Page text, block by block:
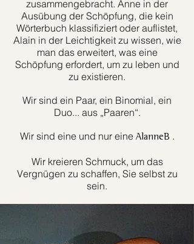
zusammengebracht. Anne in der
Ausübung der Schöpfung, die kein
Wörterbuch klassifiziert oder auflistet,
Alain in der Leichtigkeit zu wissen, wie
man das erweitert, was eine
Schöpfung erfordert, um zu leben und
zu existieren.
Wir sind ein Paar, ein Binomial, ein
Duo... aus „Paaren“.
Wir sind eine und nur eine AlanneB .
Wir kreieren Schmuck, um das
Vergnügen zu schaffen, Sie selbst zu
sein.